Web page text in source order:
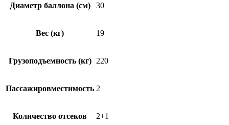
Диаметр баллона (см) 30
Вес (кг) 19
Грузоподъемность (кг) 220
Пассажировместимость 2
Количество отсеков 2+1